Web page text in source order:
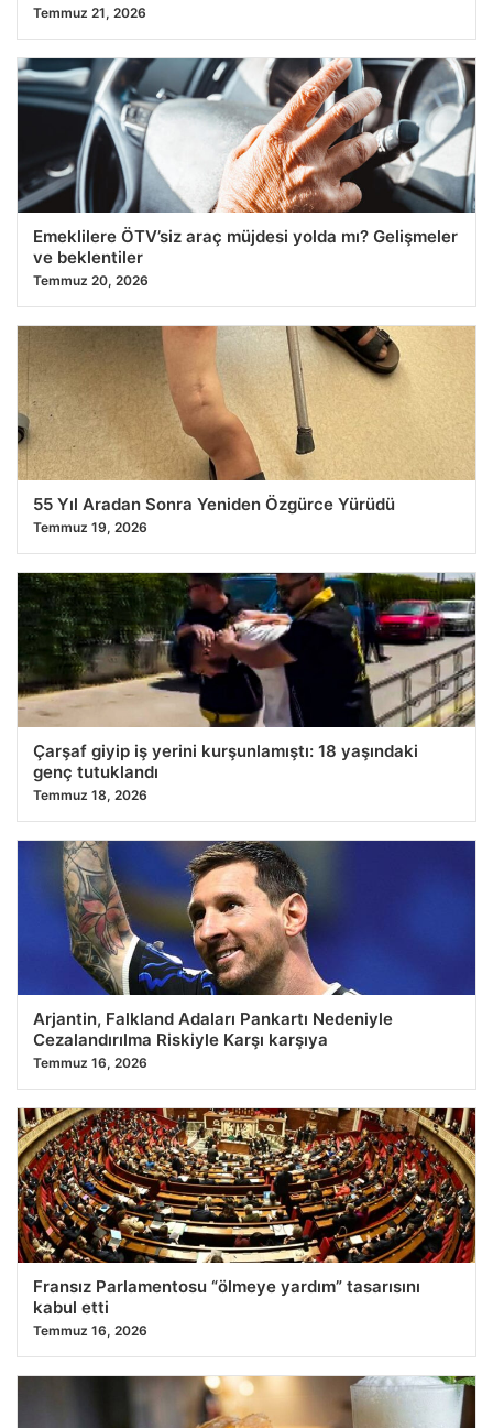
Temmuz 21, 2026
Emeklilere ÖTV’siz araç müjdesi yolda mı? Gelişmeler
ve beklentiler
Temmuz 20, 2026
55 Yıl Aradan Sonra Yeniden Özgürce Yürüdü
Temmuz 19, 2026
Çarşaf giyip iş yerini kurşunlamıştı: 18 yaşındaki
genç tutuklandı
Temmuz 18, 2026
Arjantin, Falkland Adaları Pankartı Nedeniyle
Cezalandırılma Riskiyle Karşı karşıya
Temmuz 16, 2026
Fransız Parlamentosu “ölmeye yardım” tasarısını
kabul etti
Temmuz 16, 2026